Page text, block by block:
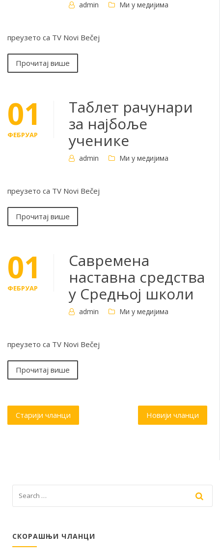
admin Ми у медијима
преузето са TV Novi Bečej
Прочитај више
01
ФЕБРУАР
Таблет рачунари
за најбоље
ученике
admin Ми у медијима
преузето са TV Novi Bečej
Прочитај више
01
ФЕБРУАР
Савремена
наставна средства
у Средњој школи
admin Ми у медијима
преузето са TV Novi Bečej
Прочитај више
Кретање
чланака
Старији чланци Новији чланци
СКОРАШЊИ ЧЛАНЦИ